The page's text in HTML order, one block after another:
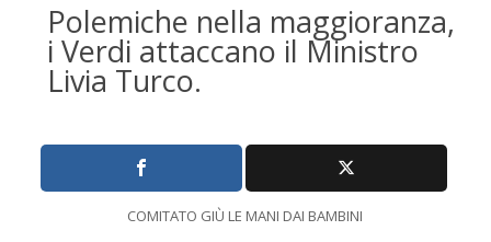
Polemiche nella maggioranza,
i Verdi attaccano il Ministro
Livia Turco.
COMITATO GIÙ LE MANI DAI BAMBINI